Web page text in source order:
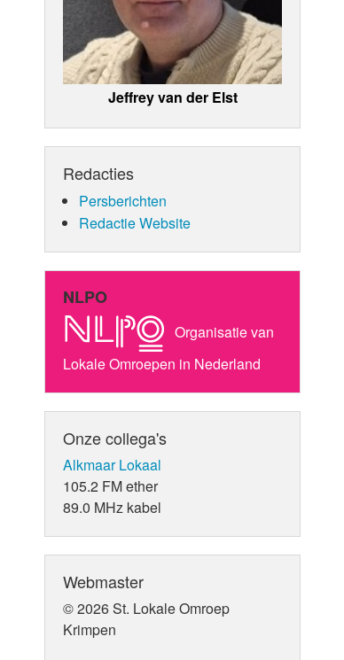
Jeffrey van der Elst
Redacties
Persberichten
Redactie Website
NLPO
Organisatie van
Lokale Omroepen in Nederland
Onze collega's
Alkmaar Lokaal
105.2 FM ether
89.0 MHz kabel
Webmaster
© 2026 St. Lokale Omroep
Krimpen